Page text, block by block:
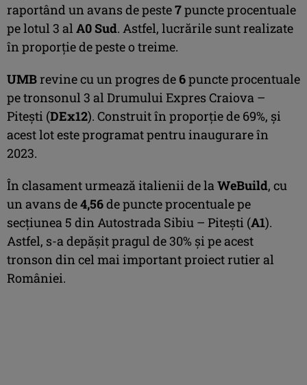
raportând un avans de peste7puncte procentuale
pe lotul 3 al A0 Sud. Astfel, lucrările sunt realizate
în proporție de peste o treime.
UMBrevine cu un progres de6puncte procentuale
pe tronsonul 3 al Drumului Expres Craiova –
Pitești (DEx12). Construit în proporție de 69%, și
acest lot este programat pentru inaugurare în
2023.
În clasament urmează italienii de laWeBuild, cu
un avans de4,56de puncte procentuale pe
secțiunea 5 din Autostrada Sibiu – Pitești (A1).
Astfel, s-a depășit pragul de 30% și pe acest
tronson din cel mai important proiect rutier al
României.